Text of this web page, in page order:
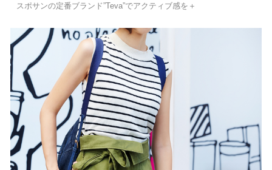
スポサンの定番ブランド”Teva”でアクティブ感を＋